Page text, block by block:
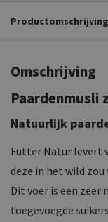
Productomschrijving
Omschrijving
Paardenmusli
Natuurlijk
Futter Natur levert
deze in het wild
Dit voer is een zeer
toegevoegde